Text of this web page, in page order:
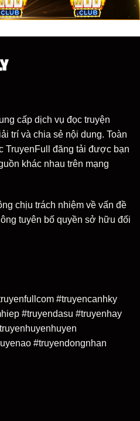
cấp dịch vụ đọc truyện
trí và chia sẻ nội dung. Toàn
TruyenFull đăng tải được bạn
khác nhau trên mạng
chịu trách nhiệm về vấn đề
tuyên bố quyền sở hữu đối
#truyencanhky
#truyendasu #truyenhay
#truyendongnhan